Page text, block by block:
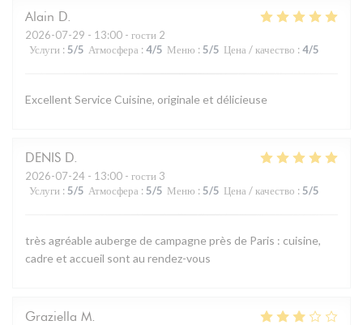
Alain D
2026-07-29 - 13:00 - гости 2
Услуги : 5/5 Атмосфера : 4/5 Меню : 5/5 Цена / качество : 4/5
Excellent Service Cuisine, originale et délicieuse
DENIS D
2026-07-24 - 13:00 - гости 3
Услуги : 5/5 Атмосфера : 5/5 Меню : 5/5 Цена / качество : 5/5
très agréable auberge de campagne près de Paris : cuisine,
cadre et accueil sont au rendez-vous
Graziella M